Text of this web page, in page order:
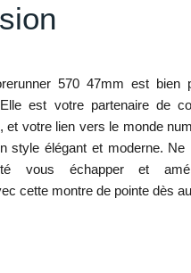
570 47mm est bien
est votre partenaire de
et votre lien vers le monde
style élégant et moderne. Ne
vous échapper et
cette montre de pointe dès